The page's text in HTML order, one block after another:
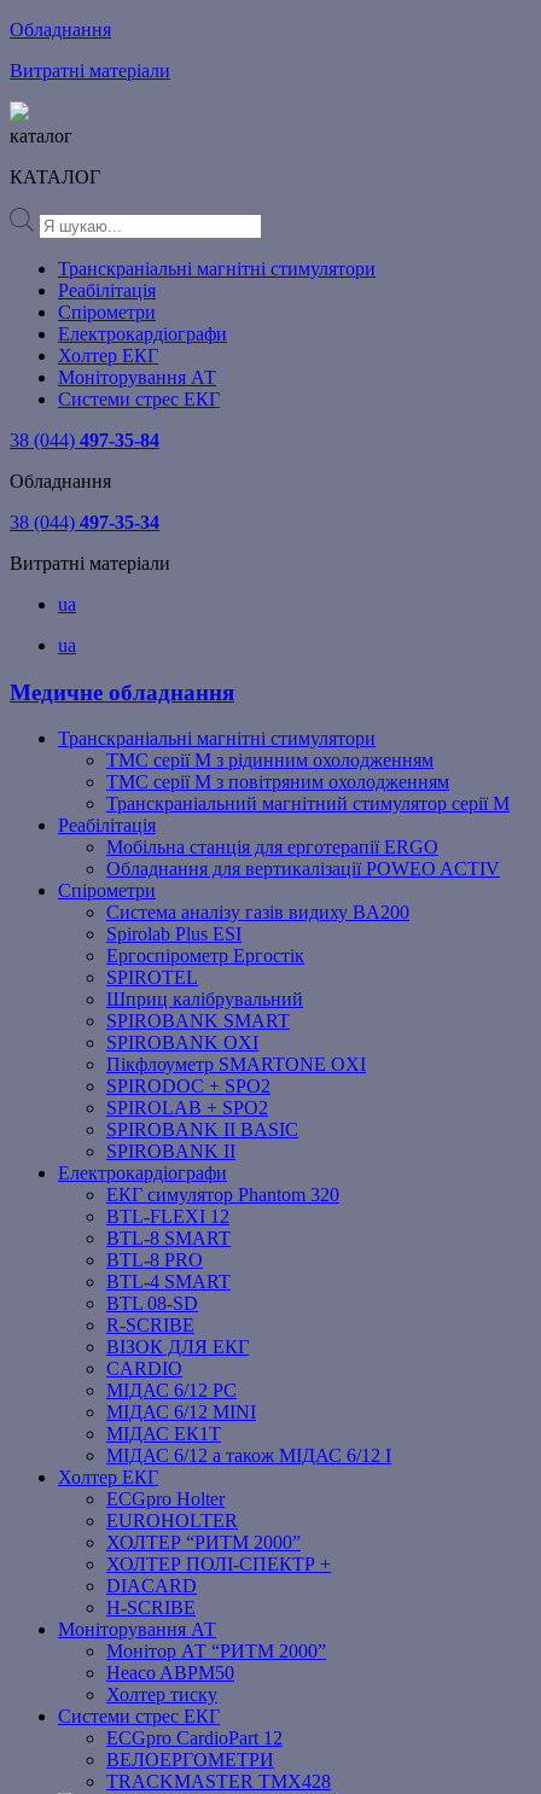
Обладнання
Витратні матеріали
каталог
КАТАЛОГ
Products
search
Транскраніальні магнітні стимулятори
Реабілітація
Спірометри
Електрокардіографи
Холтер ЕКГ
Моніторування АТ
Системи стрес ЕКГ
38 (044) 497-35-84
Обладнання
38 (044) 497-35-34
Витратні матеріали
ua
ua
Медичне обладнання
Транскраніальні магнітні стимулятори
ТМС серії M з рідинним охолодженням
ТМС серії M з повітряним охолодженням
Транскраніальний магнітний стимулятор серії M
Реабілітація
Мобільна станція для ерготерапії ERGO
Обладнання для вертикалізації POWEO ACTIV
Спірометри
Система аналізу газів видиху BA200
Spirolab Plus ESI
Ергоспірометр Ергостік
SPIROTEL
Шприц калібрувальний
SPIROBANK SMART
SPIROBANK OXI
Пікфлоуметр SMARTONE OXI
SPIRODOC + SPO2
SPIROLAB + SPO2
SPIROBANK II BASIC
SPIROBANK II
Електрокардіографи
ЕКГ симулятор Phantom 320
BTL-FLEXI 12
BTL-8 SMART
BTL-8 PRO
BTL-4 SMART
BTL 08-SD
R-SCRIBE
ВІЗОК ДЛЯ ЕКГ
CARDIO
МІДАС 6/12 PC
МІДАС 6/12 MINI
МІДАС ЕК1Т
МІДАС 6/12 а також МІДАС 6/12 І
Холтер ЕКГ
ECGpro Holter
EUROHOLTER
ХОЛТЕР “РИТМ 2000”
ХОЛТЕР ПОЛІ-СПЕКТР +
DIACARD
H-SCRIBE
Моніторування АТ
Монітор АТ “РИТМ 2000”
Heaco ABPM50
Холтер тиску
Системи стрес ЕКГ
ECGpro CardioPart 12
ВЕЛОЕРГОМЕТРИ
TRACKMASTER TMX428